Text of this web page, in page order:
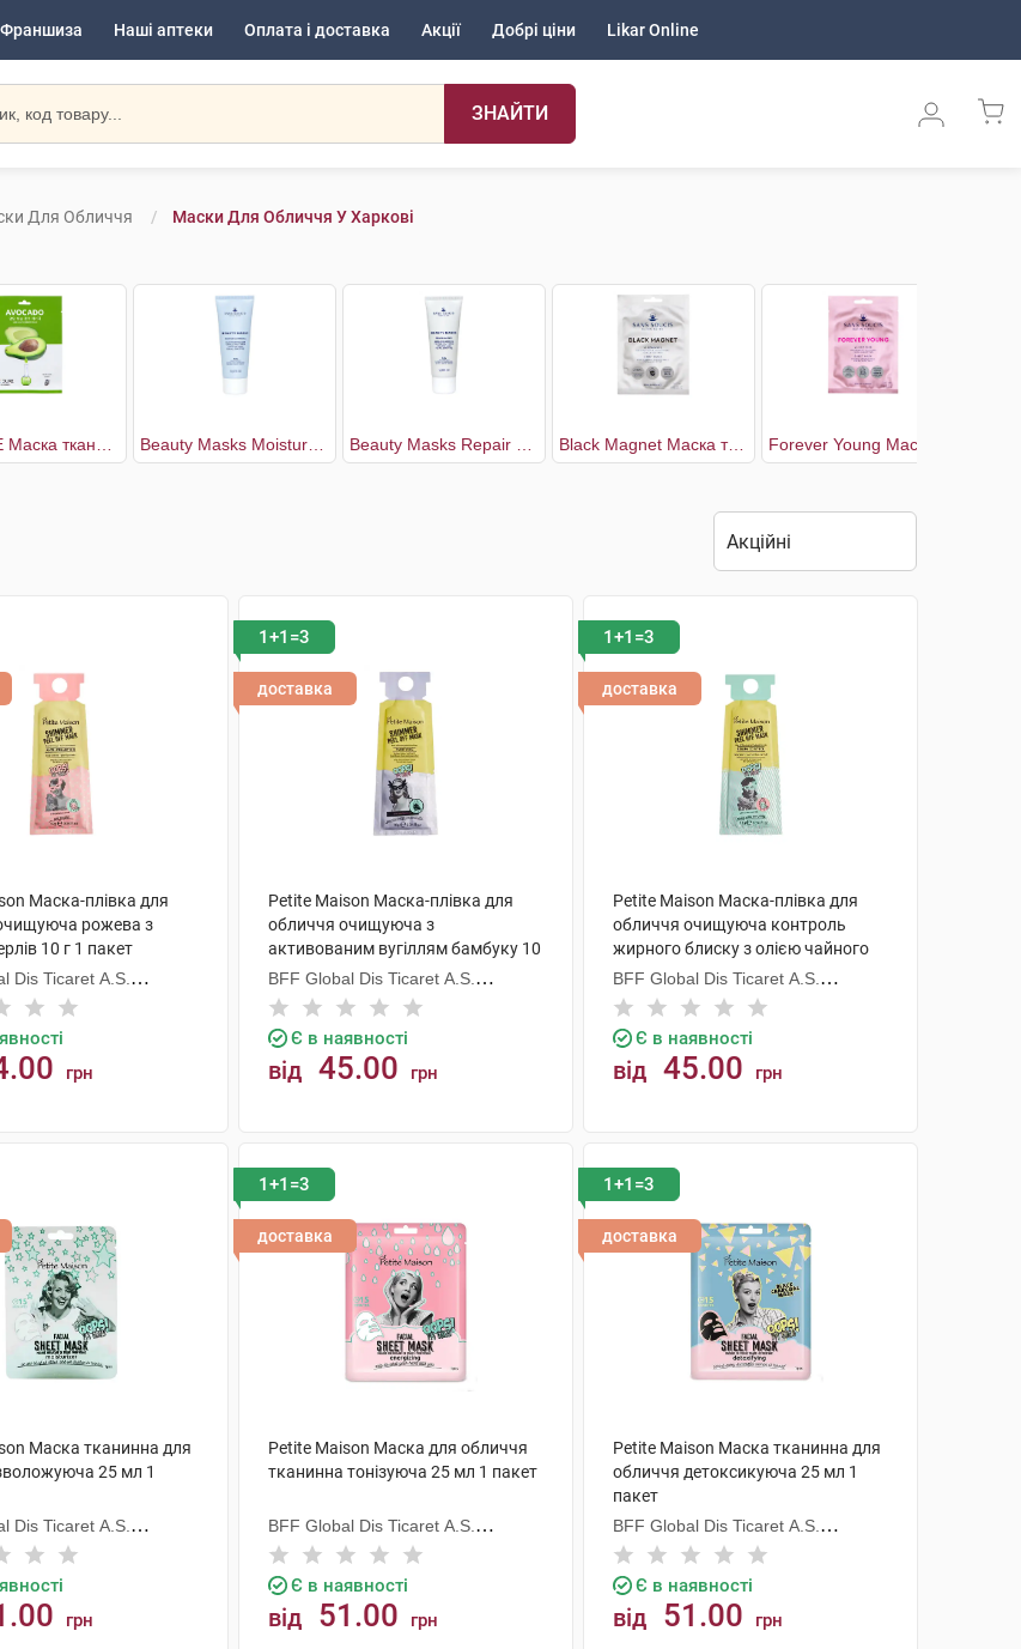
Франшиза Наші аптеки Оплата і доставка Акції Добрі ціни Likar Online
ЗНАЙТИ
Для Обличчя Маски Для Обличчя У Харкові
Black Magnet Маска тканинна очищувальна
Маска-плівка для
рожева з
10 г 1 пакет
Dis Ticaret A.S.
грн
1+1=3
доставка
Petite Maison Маска-плівка для
обличчя очищуюча з
активованим вугіллям бамбуку 10
г 1 пакет
BFF Global Dis Ticaret A.S.
(Туреччина)
Є в наявності
від 45.00 грн
1+1=3
доставка
Petite Maison Маска-плівка для
обличчя очищуюча контроль
жирного блиску з олією чайного
дерева 10 г 1 пакет
BFF Global Dis Ticaret A.S.
(Туреччина)
Є в наявності
від 45.00 грн
Маска тканинна для
25 мл 1
Dis Ticaret A.S.
грн
1+1=3
доставка
Petite Maison Маска для обличчя
тканинна тонізуюча 25 мл 1 пакет
BFF Global Dis Ticaret A.S.
(Туреччина)
Є в наявності
від 51.00 грн
1+1=3
доставка
Petite Maison Маска тканинна для
обличчя детоксикуюча 25 мл 1
пакет
BFF Global Dis Ticaret A.S.
(Туреччина)
Є в наявності
від 51.00 грн